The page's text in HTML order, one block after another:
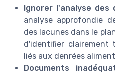
Ignorer l'analyse des
analyse approfondie
des lacunes dans le
d'identifier clairement
liés aux denrées
Documents